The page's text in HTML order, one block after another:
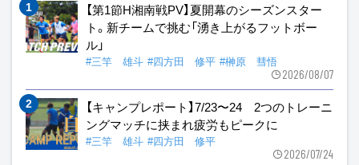
【第1節H湘南戦PV】夏開幕のシーズンスター
ト。新チームで挑む「湧き上がるフットボー
ル」
#三竿 雄斗 #四方田 修平 #榊原 彗悟
2026/08/07
【キャンプレポート】7/23〜24 2つのトレーニ
ングマッチに挟まれ疲労もピークに
#三竿 雄斗 #四方田 修平
2026/07/24